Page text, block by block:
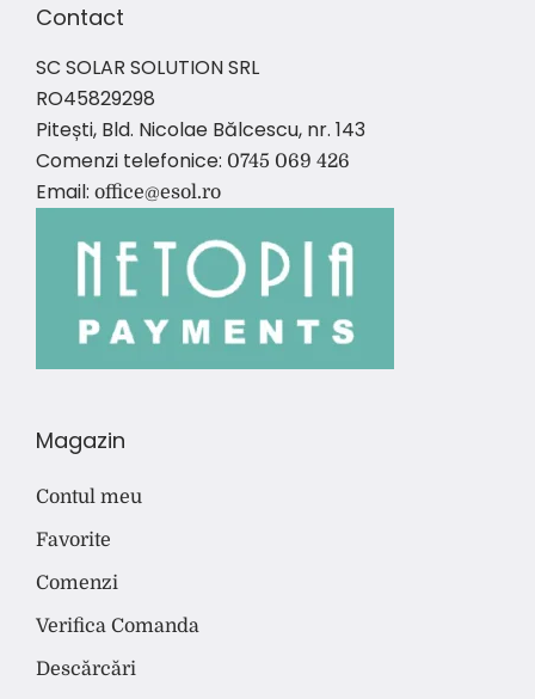
Contact
SC SOLAR SOLUTION SRL
RO45829298
Pitești, Bld. Nicolae Bălcescu, nr. 143
Comenzi telefonice: 0745 069 426
Email: office@esol.ro
Magazin
Contul meu
Favorite
Comenzi
Verifica Comanda
Descărcări